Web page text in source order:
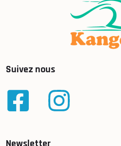
Suivez nous
Newsletter